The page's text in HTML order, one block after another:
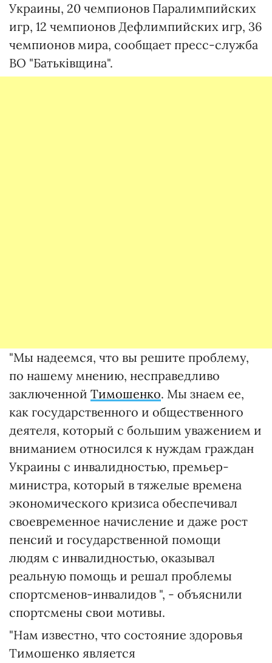
Украины, 20 чемпионов Паралимпийских
игр, 12 чемпионов Дефлимпийских игр, 36
чемпионов мира, сообщает пресс-служба
ВО "Батьківщина".
"Мы надеемся, что вы решите проблему,
по нашему мнению, несправедливо
заключенной Тимошенко. Мы знаем ее,
как государственного и общественного
деятеля, который с большим уважением и
вниманием относился к нуждам граждан
Украины с инвалидностью, премьер-
министра, который в тяжелые времена
экономического кризиса обеспечивал
своевременное начисление и даже рост
пенсий и государственной помощи
людям с инвалидностью, оказывал
реальную помощь и решал проблемы
спортсменов-инвалидов ", - объяснили
спортсмены свои мотивы.
"Нам известно, что состояние здоровья
Тимошенко является